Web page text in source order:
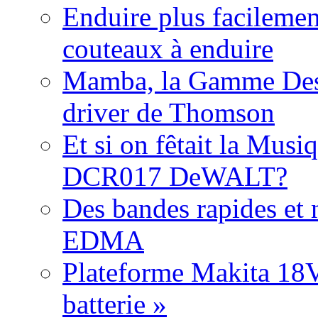
Enduire plus
couteaux à enduire
Mamba, la Gamme
driver de Thomson
Et si on fêtait la
DCR017 DeWALT?
Des bandes rapides et
EDMA
Plateforme Makita
batterie »